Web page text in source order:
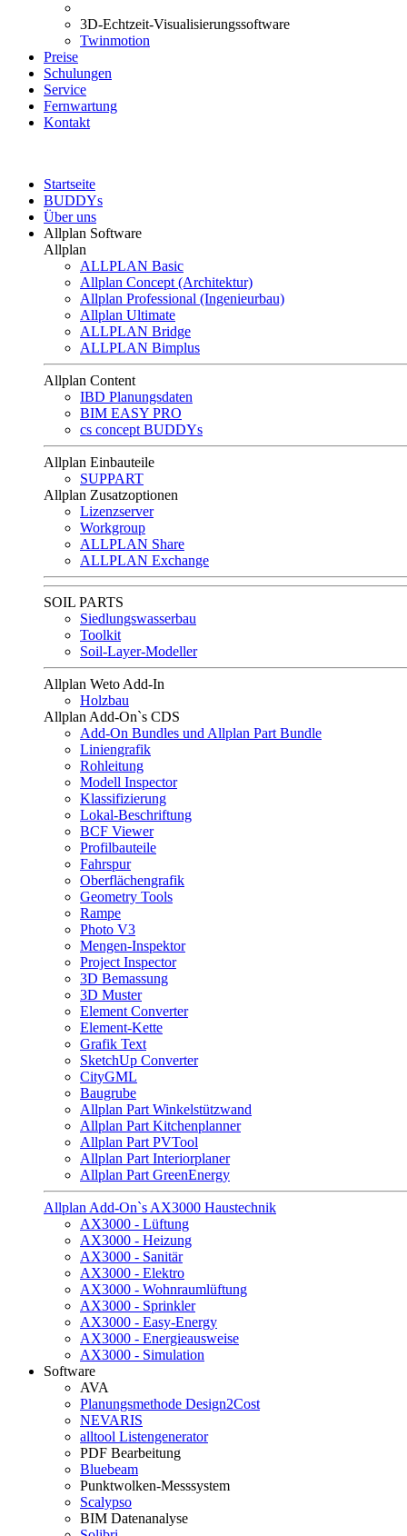
3D-Echtzeit-Visualisierungssoftware
Twinmotion
Preise
Schulungen
Service
Fernwartung
Kontakt
Startseite
BUDDYs
Über uns
Allplan Software
Allplan
ALLPLAN Basic
Allplan Concept (Architektur)
Allplan Professional (Ingenieurbau)
Allplan Ultimate
ALLPLAN Bridge
ALLPLAN Bimplus
Allplan Content
IBD Planungsdaten
BIM EASY PRO
cs concept BUDDYs
Allplan Einbauteile
SUPPART
Allplan Zusatzoptionen
Lizenzserver
Workgroup
ALLPLAN Share
ALLPLAN Exchange
SOIL PARTS
Siedlungswasserbau
Toolkit
Soil-Layer-Modeller
Allplan Weto Add-In
Holzbau
Allplan Add-On`s CDS
Add-On Bundles und Allplan Part Bundle
Liniengrafik
Rohleitung
Modell Inspector
Klassifizierung
Lokal-Beschriftung
BCF Viewer
Profilbauteile
Fahrspur
Oberflächengrafik
Geometry Tools
Rampe
Photo V3
Mengen-Inspektor
Project Inspector
3D Bemassung
3D Muster
Element Converter
Element-Kette
Grafik Text
SketchUp Converter
CityGML
Baugrube
Allplan Part Winkelstützwand
Allplan Part Kitchenplanner
Allplan Part PVTool
Allplan Part Interiorplaner
Allplan Part GreenEnergy
Allplan Add-On`s AX3000 Haustechnik
AX3000 - Lüftung
AX3000 - Heizung
AX3000 - Sanitär
AX3000 - Elektro
AX3000 - Wohnraumlüftung
AX3000 - Sprinkler
AX3000 - Easy-Energy
AX3000 - Energieausweise
AX3000 - Simulation
Software
AVA
Planungsmethode Design2Cost
NEVARIS
alltool Listengenerator
PDF Bearbeitung
Bluebeam
Punktwolken-Messsystem
Scalypso
BIM Datenanalyse